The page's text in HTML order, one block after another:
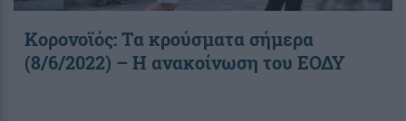
Κορονοϊός: Τα κρούσματα σήμερα
(8/6/2022) – Η ανακοίνωση του ΕΟΔΥ